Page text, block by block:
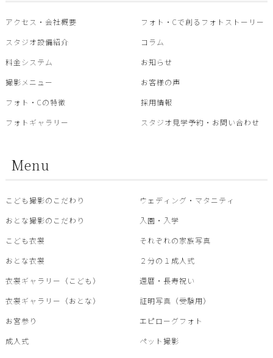
アクセス・会社概要
スタジオ設備紹介
料金システム
撮影メニュー
フォト・Cの特徴
フォトギャラリー
フォト・Cで創るフォトストーリー
コラム
お知らせ
お客様の声
採用情報
スタジオ見学予約・お問い合わせ
Menu
こども撮影のこだわり
おとな撮影のこだわり
こども衣裳
おとな衣裳
衣裳ギャラリー（こども）
衣裳ギャラリー（おとな）
お宮参り
成人式
ウェディング・マタニティ
入園・入学
それぞれの家族写真
２分の１成人式
還暦・⾧寿祝い
証明写真（受験用）
エピローグフォト
ペット撮影